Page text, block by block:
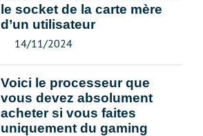
le socket de la carte mère
d’un utilisateur
14/11/2024
Voici le processeur que
vous devez absolument
acheter si vous faites
uniquement du gaming